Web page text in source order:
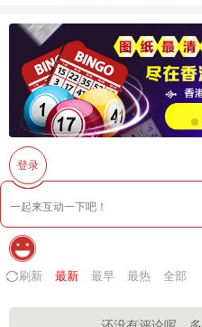
登录
刷新 最新 最早 最热 全部